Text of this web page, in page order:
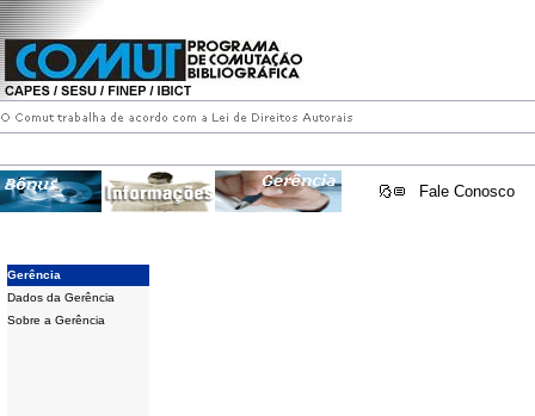
Fale Conosco
Gerência
Dados da Gerência
Sobre a Gerência